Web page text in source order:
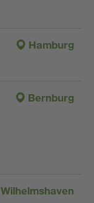
Hamburg
Bernburg
Wilhelmshaven